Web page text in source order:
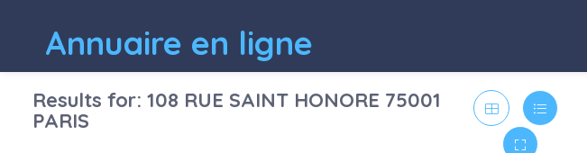
Annuaire en ligne
Results for:108 RUE SAINT HONORE 75001
PARIS